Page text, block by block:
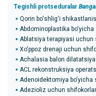
Tegishli protseduralar
Qorin bo'shlig'i
Abdominoplastika
Ablatsiya terapiyasi uchun
Xo'ppoz drenaji uchun
Achalasia balon
ACL rekonstruksiya
Adenoidektomiya bo'yicha
Adezioliz uchun shifokorlar